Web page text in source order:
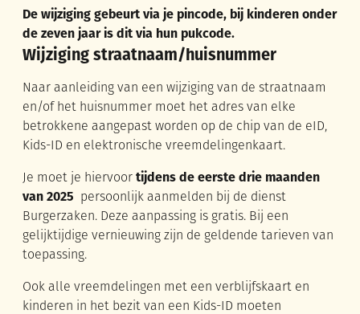
De wijziging gebeurt via je pincode, bij kinderen onder
de zeven jaar is dit via hun pukcode.
Wijziging straatnaam/huisnummer
Naar aanleiding van een wijziging van de straatnaam
en/of het huisnummer moet het adres van elke
betrokkene aangepast worden op de chip van de eID,
Kids-ID en elektronische vreemdelingenkaart.
Je moet je hiervoor tijdens de eerste drie maanden
van 2025
persoonlijk aanmelden bij de dienst
Burgerzaken. Deze aanpassing is gratis. Bij een
gelijktijdige vernieuwing zijn de geldende tarieven van
toepassing.
Ook alle vreemdelingen met een verblijfskaart en
kinderen in het bezit van een Kids-ID moeten